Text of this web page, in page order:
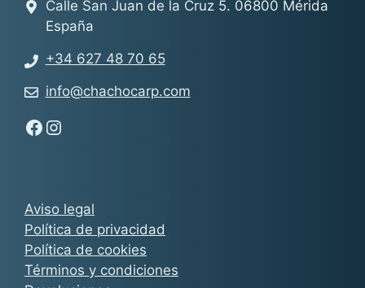
Aviso legal
Política de privacidad
Política de cookies
Términos y condiciones
Calle San Juan de la Cruz 5. 06800 Mérida
España
+34 627 48 70 65
info@chachocarp.com
Síguenos en Facebook - Chachocarp
Síguenos en Instagram - Chachocarp